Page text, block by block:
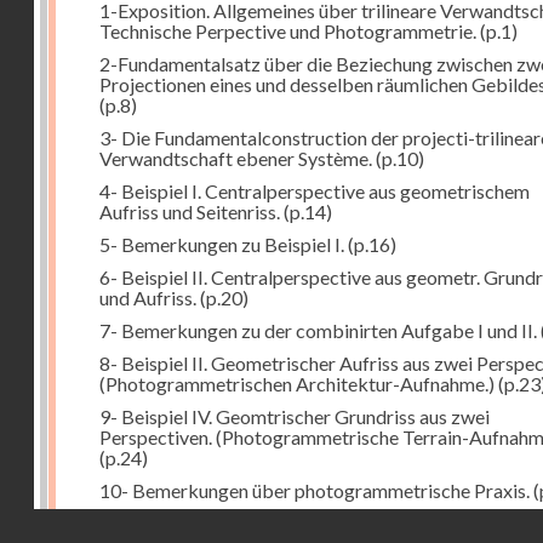
1-Exposition. Allgemeines über trilineare
Technische Perpective und Photogrammetrie. (p.1)
2-Fundamentalsatz über die Beziechung zwischen
Projectionen eines und desselben räumlichen
(p.8)
3- Die Fundamentalconstruction der projecti-
Verwandtschaft ebener Système. (p.10)
4- Beispiel I. Centralperspective aus geometrischem
Aufriss und Seitenriss. (p.14)
5- Bemerkungen zu Beispiel I. (p.16)
6- Beispiel II. Centralperspective aus geometr.
und Aufriss. (p.20)
7- Bemerkungen zu der combinirten Aufgabe I und II.
8- Beispiel II. Geometrischer Aufriss aus zwei
(Photogrammetrischen Architektur-Aufnahme.)
9- Beispiel IV. Geomtrischer Grundriss aus zwei
Perspectiven. (Photogrammetrische Terrain-
(p.24)
10- Bemerkungen über photogrammetrische Praxis.